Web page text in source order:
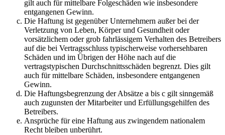
gilt auch für mittelbare Folgeschäden wie insbesondere
entgangenen Gewinn.
Die Haftung ist gegenüber Unternehmern außer bei der
Verletzung von Leben, Körper und Gesundheit oder
vorsätzlichem oder grob fahrlässigem Verhalten des Betreibers
auf die bei Vertragsschluss typischerweise vorhersehbaren
Schäden und im Übrigen der Höhe nach auf die
vertragstypischen Durchschnittsschäden begrenzt. Dies gilt
auch für mittelbare Schäden, insbesondere entgangenen
Gewinn.
Die Haftungsbegrenzung der Absätze a bis c gilt sinngemäß
auch zugunsten der Mitarbeiter und Erfüllungsgehilfen des
Betreibers.
Ansprüche für eine Haftung aus zwingendem nationalem
Recht bleiben unberührt.